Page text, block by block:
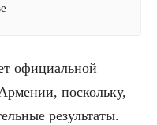
официальной
поскольку,
результаты.